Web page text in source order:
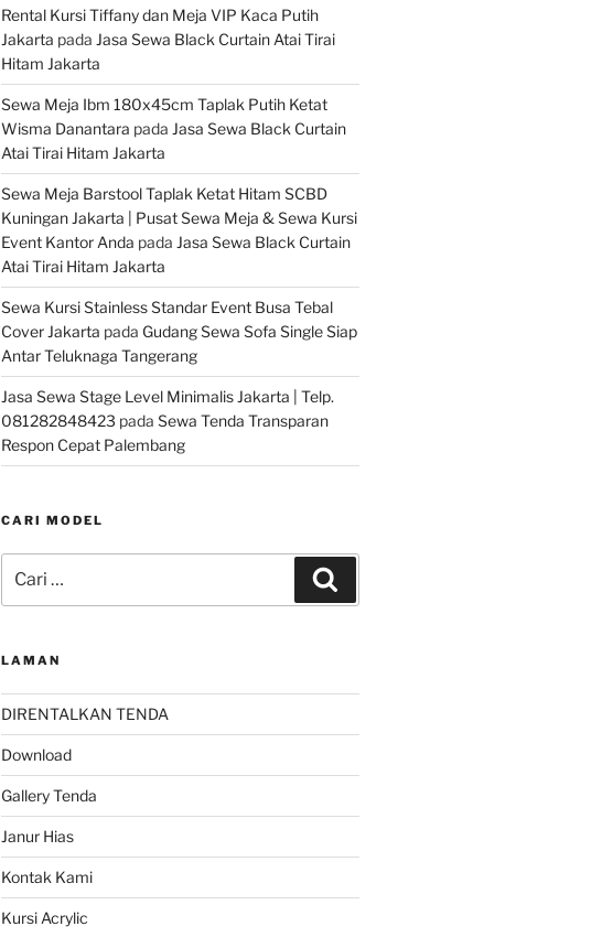
Rental Kursi Tiffany dan Meja VIP Kaca Putih
Jakarta pada Jasa Sewa Black Curtain Atai Tirai
Hitam Jakarta
Sewa Meja Ibm 180x45cm Taplak Putih Ketat
Wisma Danantara pada Jasa Sewa Black Curtain
Atai Tirai Hitam Jakarta
Sewa Meja Barstool Taplak Ketat Hitam SCBD
Kuningan Jakarta | Pusat Sewa Meja & Sewa Kursi
Event Kantor Anda pada Jasa Sewa Black Curtain
Atai Tirai Hitam Jakarta
Sewa Kursi Stainless Standar Event Busa Tebal
Cover Jakarta pada Gudang Sewa Sofa Single Siap
Antar Teluknaga Tangerang
Jasa Sewa Stage Level Minimalis Jakarta | Telp.
081282848423 pada Sewa Tenda Transparan
Respon Cepat Palembang
CARI MODEL
untuk:
LAMAN
DIRENTALKAN TENDA
Download
Gallery Tenda
Janur Hias
Kontak Kami
Kursi Acrylic